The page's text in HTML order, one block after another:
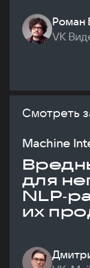
Роман
VK
Смотреть
Machine
для
их